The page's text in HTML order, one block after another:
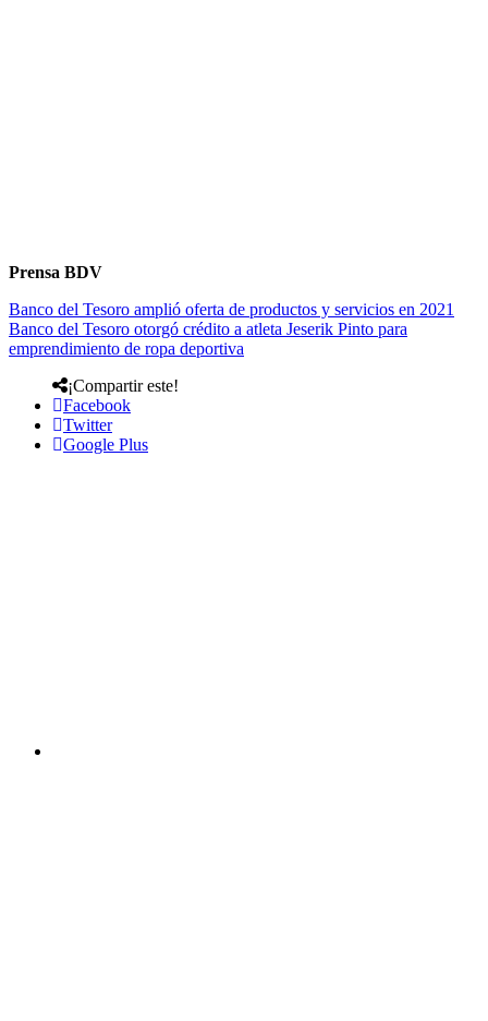
Prensa BDV
Banco del Tesoro amplió oferta de productos y servicios en 2021
Banco del Tesoro otorgó crédito a atleta Jeserik Pinto para
emprendimiento de ropa deportiva
¡Compartir este!
Facebook
Twitter
Google Plus